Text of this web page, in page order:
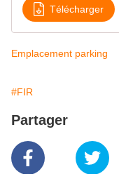
Télécharger
Emplacement parking
#FIR
Partager